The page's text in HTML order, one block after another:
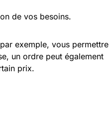
de vos besoins.
exemple, vous permettre
un ordre peut également
prix.